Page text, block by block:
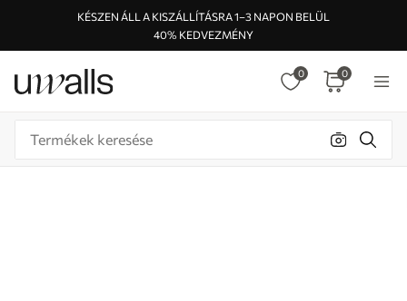
KÉSZEN ÁLL A KISZÁLLÍTÁSRA 1–3 NAPON BELÜL
40% KEDVEZMÉNY
0 0